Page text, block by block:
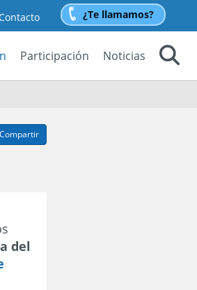
¿Te llamamos?
Participación
Noticias
compartir
Compartir
del